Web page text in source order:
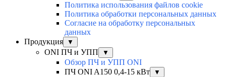
Политика использования файлов cookie
Политика обработки персональных данных
Согласие на обработку персональных
данных
Продукция
▼
ONI ПЧ и УПП ▼
Обзор ПЧ и УПП ONI
ПЧ ONI A150 0,4-15 кВт
▼